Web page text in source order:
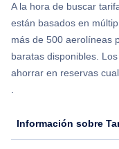
Flights from Nueva
Flights from Nueva
A la hora de buscar
están basados en
más de 500 aerolíneas
baratas disponibles.
ahorrar en reservas
.
Información sobre